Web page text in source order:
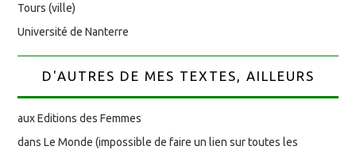
Tours (ville)
Université de Nanterre
D'AUTRES DE MES TEXTES, AILLEURS
aux Editions des Femmes
dans Le Monde (impossible de faire un lien sur toutes les